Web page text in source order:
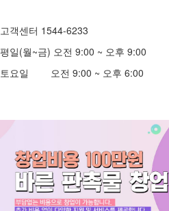
고객센터 1544-6233
평일(월~금) 오전 9:00 ~ 오후 9:00
토요일 오전 9:00 ~ 오후 6:00